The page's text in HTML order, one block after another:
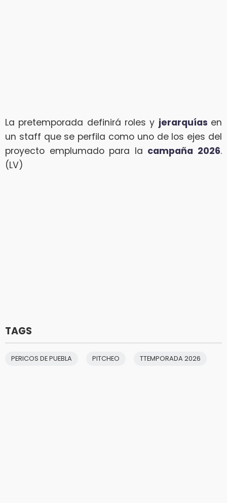
La pretemporada definirá roles y jerarquías en
un staff que se perfila como uno de los ejes del
proyecto emplumado para la campaña 2026.
(LV)
TAGS
PERICOS DE PUEBLA PITCHEO TTEMPORADA 2026